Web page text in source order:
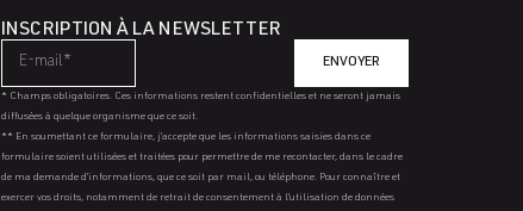
INSCRIPTION À LA NEWSLETTER
ENVOYER
* Champs obligatoires. Ces informations restent confidentielles et ne seront jamais
diffusées à quelque organisme que ce soit.
** En soumettant ce formulaire, j’accepte que les informations saisies dans ce
formulaire soient utilisées et traitées pour permettre de me recontacter, dans le cadre
de ma demande d’informations, que ce soit par mail, ou téléphone. Pour connaître et
exercer vos droits, notamment de retrait de consentement à l’utilisation de données